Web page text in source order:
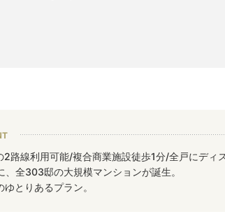
2路線利用可能/複合商業施設徒歩1分/全戸にディ
、全303邸の大規模マンションが誕生。
とりあるプラン。